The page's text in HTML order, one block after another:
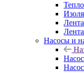
Насосы и